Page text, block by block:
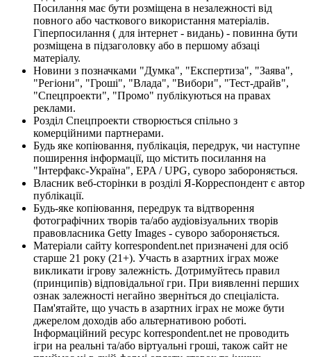
Посилання має бути розміщена в незалежності від
повного або часткового використання матеріалів.
Гіперпосилання ( для інтернет - видань) - повинна бути
розміщена в підзаголовку або в першому абзаці
матеріалу.
Новини з позначками "Думка", "Експертиза", "Заява",
"Регіони", "Гроші", "Влада", "Вибори", "Тест-драйв",
"Спецпроекти", "Промо" публікуються на правах
реклами.
Розділ Спецпроекти створюється спільно з
комерційними партнерами.
Будь яке копіювання, публікація, передрук, чи наступне
поширення інформації, що містить посилання на
"Інтерфакс-Україна", EPA / UPG, суворо забороняється.
Власник веб-сторінки в розділі Я-Корреспондент є автор
публікації.
Будь-яке копіювання, передрук та відтворення
фотографічних творів та/або аудіовізуальних творів
правовласника Getty Images - суворо забороняється.
Матеріали сайту korrespondent.net призначені для осіб
старше 21 року (21+). Участь в азартних іграх може
викликати ігрову залежність. Дотримуйтесь правил
(принципів) відповідальної гри. При виявленні перших
ознак залежності негайно зверніться до спеціаліста.
Пам'ятайте, що участь в азартних іграх не може бути
джерелом доходів або альтернативою роботі.
Інформаційний ресурс korrespondent.net не проводить
ігри на реальні та/або віртуальні гроші, також сайт не